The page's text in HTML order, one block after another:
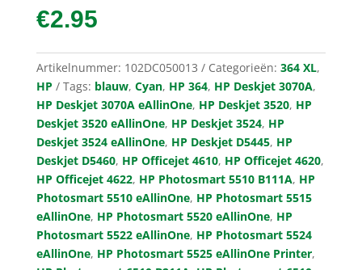
€2.95
Artikelnummer: 102DC050013 Categorieën: 364 XL,
HP
Tags: blauw, Cyan, HP 364, HP Deskjet 3070A,
HP Deskjet 3070A eAllinOne, HP Deskjet 3520, HP
Deskjet 3520 eAllinOne, HP Deskjet 3524, HP
Deskjet 3524 eAllinOne, HP Deskjet D5445, HP
Deskjet D5460, HP Officejet 4610, HP Officejet 4620,
HP Officejet 4622, HP Photosmart 5510 B111A, HP
Photosmart 5510 eAllinOne, HP Photosmart 5515
eAllinOne, HP Photosmart 5520 eAllinOne, HP
Photosmart 5522 eAllinOne, HP Photosmart 5524
eAllinOne, HP Photosmart 5525 eAllinOne Printer,